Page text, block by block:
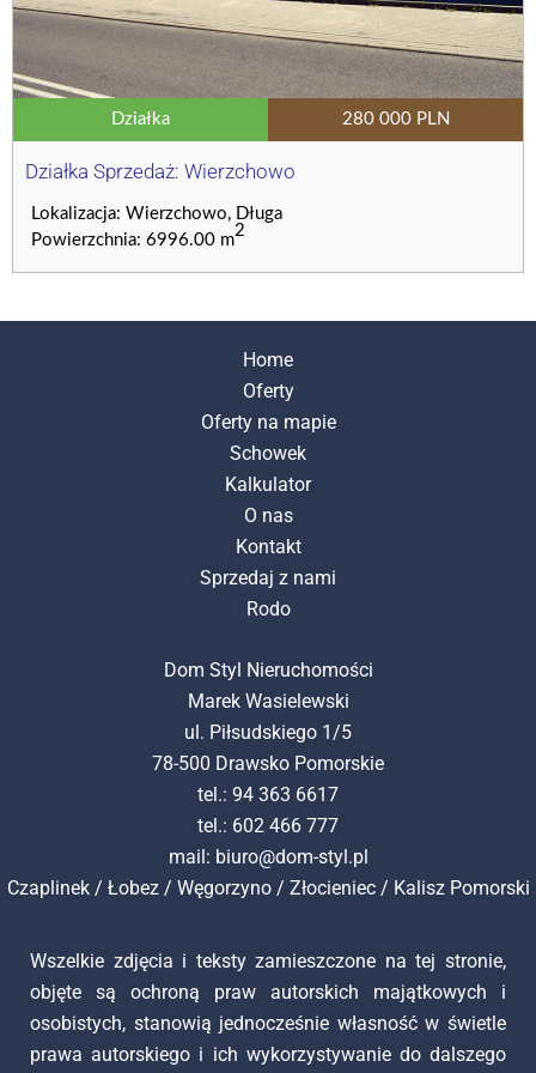
Działka 280 000 PLN
Działka Sprzedaż: Wierzchowo
Lokalizacja: Wierzchowo, Długa
Powierzchnia: 6996.00 m2
Home
Oferty
Oferty na mapie
Schowek
Kalkulator
O nas
Kontakt
Sprzedaj z nami
Rodo
Dom Styl Nieruchomości
Marek Wasielewski
ul. Piłsudskiego 1/5
78-500 Drawsko Pomorskie
tel.: 94 363 6617
tel.: 602 466 777
mail: biuro@dom-styl.pl
Czaplinek/ Łobez/ Węgorzyno/ Złocieniec/ Kalisz Pomorski
Wszelkie zdjęcia i teksty zamieszczone na tej stronie,
objęte są ochroną praw autorskich majątkowych i
osobistych, stanowią jednocześnie własność w świetle
prawa autorskiego i ich wykorzystywanie do dalszego